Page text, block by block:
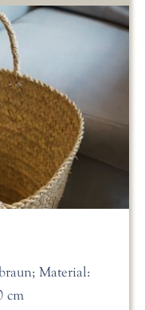
Material:
cm